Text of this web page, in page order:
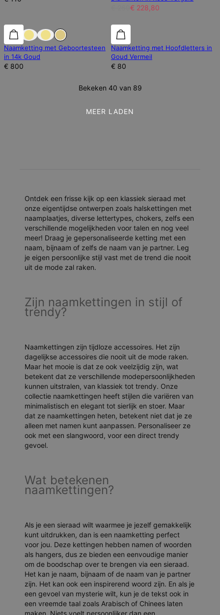
€ 228,80
Naamketting met Geboortesteen
in 14k Goud
€ 800
Naamketting met Hoofdletters in
Goud Vermeil
€ 80
Bekeken 40 van 89
MEER LADEN
Ontdek een frisse kijk op een klassiek sieraad met
onze eigentijdse ontwerpen zoals halskettingen met
naamplaatjes, diverse lettertypes, chokers, zelfs een
verschillende mogelijkheden voor talen en nog veel
meer! Draag je gepersonaliseerde ketting met een
naam, bijnaam of zelfs de naam van je partner. Leg
je eigen persoonlijke stijl vast met de trend die nooit
uit de mode zal raken.
Zijn naamkettingen in stijl of
trendy?
Naamkettingen zijn tijdloze accessoires. Het zijn
dagelijkse accessoires die nooit uit de mode raken.
Maar het mooie is dat ze ook veelzijdig zijn, wat
betekent dat ze verschillende modepersoonlijkheden
kunnen uitstralen, van klassiek tot trendy. Onze
collectie naamkettingen heeft stijlen die variëren van
minimalistisch en elegant tot sierlijk en stoer. Maar
dat ze naamkettingen heten, betekent niet dat je ze
alleen met namen kunt aanpassen. Personaliseer ze
ook met een slangwoord, voor een direct trendy
gevoel.
Wat betekenen
naamkettingen?
Als je een sieraad wilt waarmee je jezelf gemakkelijk
kunt uitdrukken, dan is een naamketting perfect
voor jou. Deze kettingen hebben namen of woorden
als hangers, dus ze bieden een eenvoudige manier
om de boodschap over te brengen via een sieraad.
Het kan je naam, bijnaam of de naam van je partner
zijn. Het kan ook een inspirerend woord zijn. En als je
een gevoel van mysterie wilt, kun je de tekst ook in
een vreemde taal zoals Arabisch of Chinees laten
maken. Niets voelt persoonlijker dan een